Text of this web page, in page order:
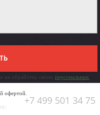
на обработку своих персональных
офертой.
+7 499 501 34 75